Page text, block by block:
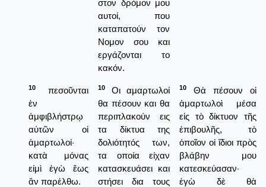
στον δρόμον μου
αυτοί, που
καταπατούν τον
Νομον σου και
εργάζονται το
κακόν.
10
πεσοῦνται
ἐν
ἀμφιβλήστρῳ
αὐτῶν οἱ
ἁμαρτωλοί·
κατὰ μόνας
εἰμὶ ἐγὼ ἕως
ἂν παρέλθω.
10
Οι αμαρτωλοί
θα πέσουν και θα
περιπλακούν εις
τα δίκτυα της
δολιότητός των,
τα οποία είχαν
κατασκευάσει και
στήσει δια τους
10
Θὰ πέσουν οἱ
ἁμαρτωλοὶ μέσα
εἰς τὸ δίκτυον τῆς
ἐπιβουλῆς, τὸ
ὁποῖον οἱ ἴδιοι πρὸς
βλάβην μου
κατεσκεύασαν·
ἐγὼ δὲ θὰ